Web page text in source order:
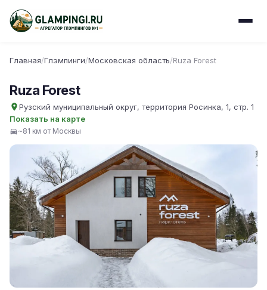
Главная/Глэмпинги/Московская область/Ruza Forest
Ruza Forest
Рузский муниципальный округ, территория Росинка, 1, стр. 1
Показать на карте
~81 км от Москвы